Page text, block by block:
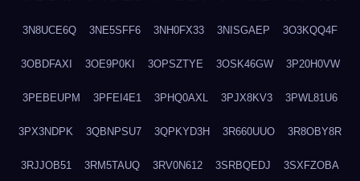
3N8UCE6Q 3NE5SFF6 3NH0FX33 3NISGAEP 3O3KQQ4F
3OBDFAXI 3OE9P0KI 3OPSZTYE 3OSK46GW 3P20H0VW
3PEBEUPM 3PFEI4E1 3PHQ0AXL 3PJX8KV3 3PWL81U6
3PX3NDPK 3QBNPSU7 3QPKYD3H 3R660UUO 3R8OBY8R
3RJJOB51 3RM5TAUQ 3RV0N612 3SRBQEDJ 3SXFZOBA